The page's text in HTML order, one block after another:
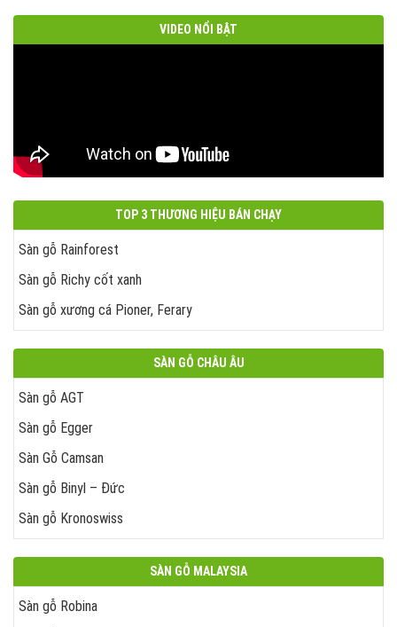
VIDEO NỔI BẬT
TOP 3 THƯƠNG HIỆU BÁN CHẠY
Sàn gỗ Rainforest
Sàn gỗ Richy cốt xanh
Sàn gỗ xương cá Pioner, Ferary
SÀN GỖ CHÂU ÂU
Sàn gỗ AGT
Sàn gỗ Egger
Sàn Gỗ Camsan
Sàn gỗ Binyl – Đức
Sàn gỗ Kronoswiss
SÀN GỖ MALAYSIA
Sàn gỗ Robina